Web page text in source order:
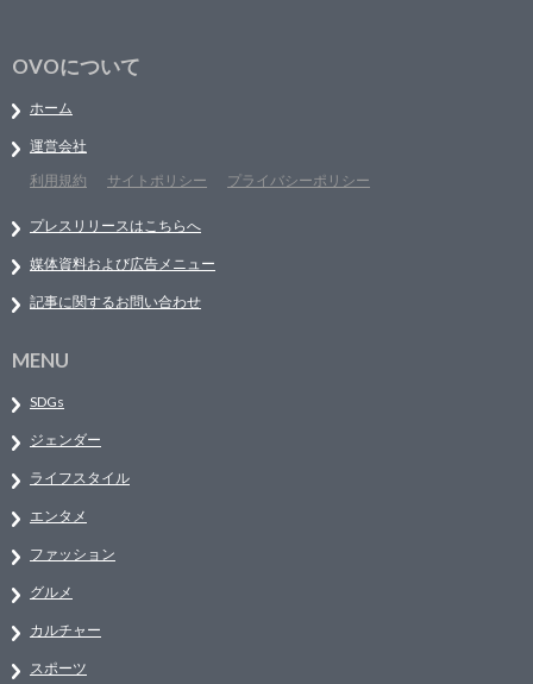
OVOについて
ホーム
運営会社
利用規約
サイトポリシー プライバシーポリシー
プレスリリースはこちらへ
媒体資料および広告メニュー
記事に関するお問い合わせ
MENU
SDGs
ジェンダー
ライフスタイル
エンタメ
ファッション
グルメ
カルチャー
スポーツ